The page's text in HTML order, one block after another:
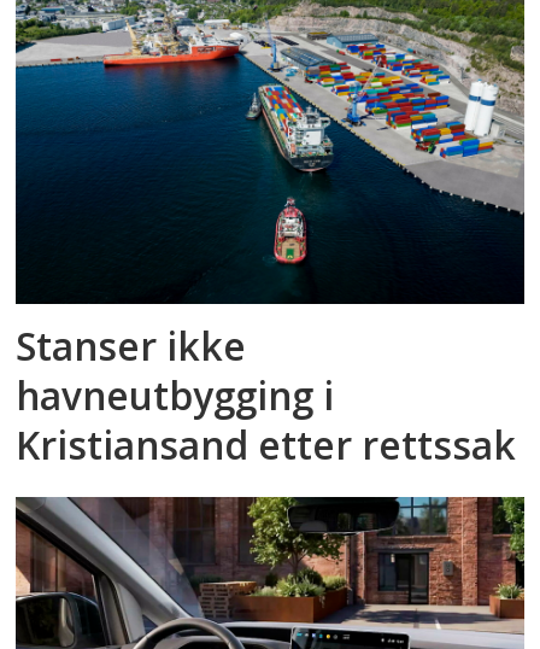
Stanser ikke
havneutbygging i
Kristiansand etter rettssak